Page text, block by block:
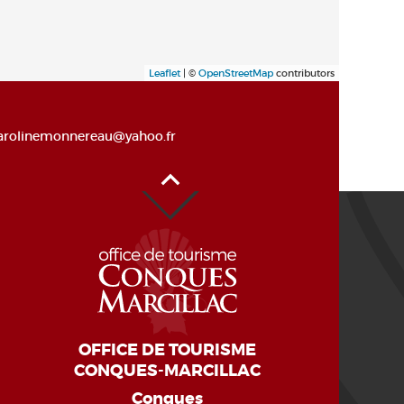
Leaflet| © OpenStreetMap contributors
OFFICE DE TOURISME
CONQUES-MARCILLAC
Conques